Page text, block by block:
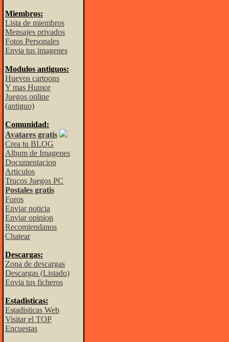
Miembros:
Lista de miembros
Mensajes privados
Fotos Personales
Envia tus imagenes
Modulos antiguos:
Huevos cartoons
Y mas Humor
Juegos online
(antiguo)
Comunidad:
Avatares gratis
Crea tu BLOG
Album de Imagenes
Documentacion
Articulos
Trucos Juegos PC
Postales gratis
Foros
Enviar noticia
Enviar opinion
Recomiendanos
Chatear
Descargas:
Zona de descargas
Descargas (Listado)
Envia tus ficheros
Estadisticas:
Estadisticas Web
Visitar el TOP
Encuestas